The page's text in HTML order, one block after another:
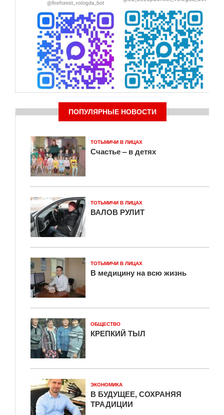
ПОПУЛЯРНЫЕ НОВОСТИ
ТОТЬМИЧИ В ЛИЦАХ
Счастье – в детях
ТОТЬМИЧИ В ЛИЦАХ
ВАЛОВ РУЛИТ
ТОТЬМИЧИ В ЛИЦАХ
В медицину на всю жизнь
ОБЩЕСТВО
КРЕПКИЙ ТЫЛ
ЭКОНОМИКА
В БУДУЩЕЕ, СОХРАНЯЯ
ТРАДИЦИИ